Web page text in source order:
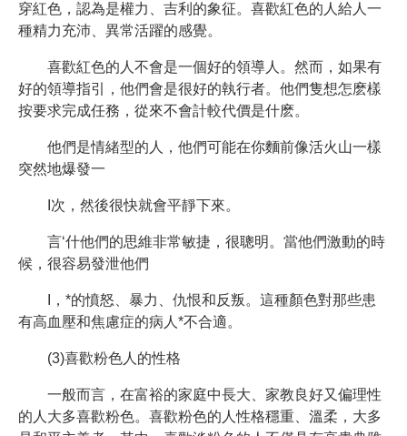
穿紅色，認為是權力、吉利的象征。喜歡紅色的人給人一
種精力充沛、異常活躍的感覺。
喜歡紅色的人不會是一個好的領導人。然而，如果有
好的領導指引，他們會是很好的執行者。他們隻想怎麽樣
按要求完成任務，從來不會計較代價是什麽。
他們是情緒型的人，他們可能在你麵前像活火山一樣
突然地爆發一
I次，然後很快就會平靜下來。
言‘什他們的思維非常敏捷，很聰明。當他們激動的時
候，很容易發泄他們
I，*的憤怒、暴力、仇恨和反叛。這種顏色對那些患
有高血壓和焦慮症的病人*不合適。
(3)喜歡粉色人的性格
一般而言，在富裕的家庭中長大、家教良好又偏理性
的人大多喜歡粉色。喜歡粉色的人性格穩重、溫柔，大多